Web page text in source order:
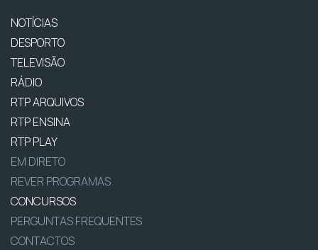
NOTÍCIAS
DESPORTO
TELEVISÃO
RÁDIO
RTP ARQUIVOS
RTP ENSINA
RTP PLAY
EM DIRETO
REVER PROGRAMAS
CONCURSOS
PERGUNTAS FREQUENTES
CONTACTOS